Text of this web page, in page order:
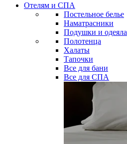
Отелям и СПА
Постельное белье
Наматрасники
Подушки и одеяла
Полотенца
Халаты
Тапочки
Все для бани
Все для СПА